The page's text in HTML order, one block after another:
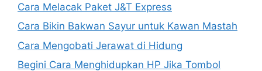
Cara Melacak Paket J&T Express
Cara Bikin Bakwan Sayur untuk Kawan Mastah
Cara Mengobati Jerawat di Hidung
Begini Cara Menghidupkan HP Jika Tombol